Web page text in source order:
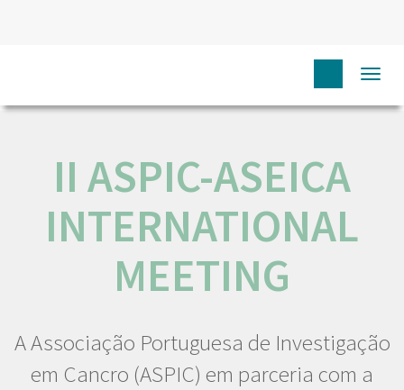
II ASPIC-ASEICA
INTERNATIONAL
MEETING
A Associação Portuguesa de Investigação
em Cancro (ASPIC) em parceria com a